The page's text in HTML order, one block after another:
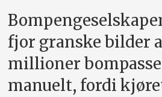
fjor granske bilder
millioner
manuelt, fordi